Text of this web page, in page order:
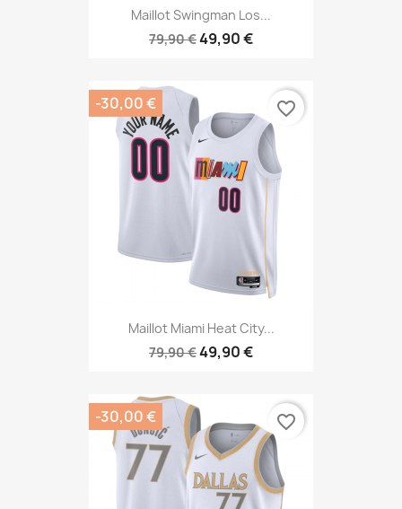
Maillot Swingman Los...
79,90 €49,90 €
Maillot Miami Heat City...
79,90 €49,90 €
-30,00 € favorite_border
-30,00 € favorite_border